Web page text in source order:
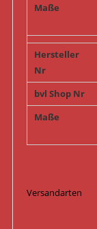
Maße
Hersteller
Nr
bvl Shop Nr
Maße
Versandarten